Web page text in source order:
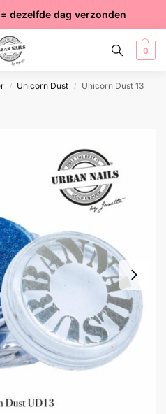
vanaf €75 excl. btw
dezelfde dag verzonden
producten
0
/ Unicorn Dust / Unicorn Dust 13